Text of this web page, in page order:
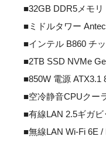
■32GB DDR5メモリ
■ミドルタワー
■インテル B860 チ
■2TB SSD NVMe
■850W 電源 ATX3.1
■空冷静音CPUクー
■有線LAN 2.5ギガビ
■無線LAN Wi-Fi 6E /